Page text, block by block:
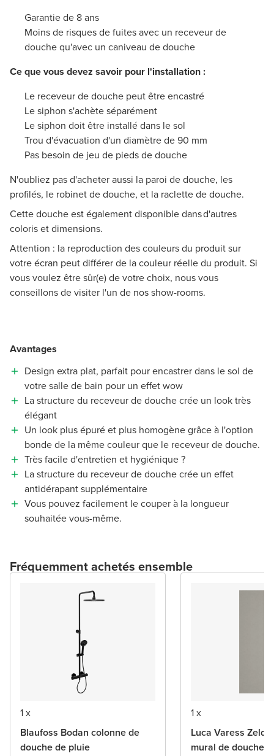
Garantie de 8 ans
Moins de risques de fuites avec un receveur de
douche qu'avec un caniveau de douche
Ce que vous devez savoir pour l'installation :
Le receveur de douche peut être encastré
Le siphon s'achète séparément
Le siphon doit être installé dans le sol
Trou d'évacuation d'un diamètre de 90 mm
Pas besoin de jeu de pieds de douche
N'oubliez pas d'acheter aussi la paroi de douche, les
profilés, le robinet de douche, et la raclette de douche.
Cette douche est également disponible dans d'autres
coloris et dimensions.
Attention : la reproduction des couleurs du produit sur
votre écran peut différer de la couleur réelle du produit. Si
vous voulez être sûr(e) de votre choix, nous vous
conseillons de visiter l'un de nos show-rooms.
Avantages
Design extra plat, parfait pour encastrer dans le sol de
votre salle de bain pour un effet wow
La structure du receveur de douche crée un look très
élégant
Un look plus épuré et plus homogène grâce à l'option
bonde de la même couleur que le receveur de douche.
Très facile d'entretien et hygiénique ?
La structure du receveur de douche crée un effet
antidérapant supplémentaire
Vous pouvez facilement le couper à la longueur
souhaitée vous-même.
Fréquemment achetés ensemble
1 x
Blaufoss Bodan colonne de
douche de pluie
1 x
Luca Varess
mural de douche